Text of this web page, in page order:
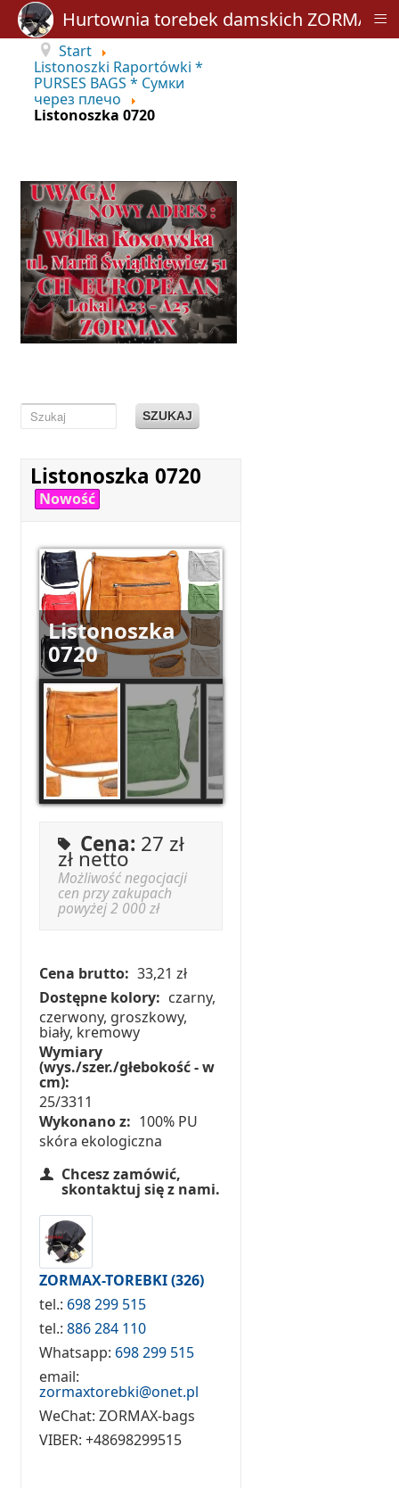
Start
Listonoszki Raportówki *
PURSES BAGS * Сумки
через плечо
Listonoszka 0720
SZUKAJ
Listonoszka 0720
Nowość
Listonoszka
0720
Cena: 27 zł
zł netto
Możliwość negocjacji
cen przy zakupach
powyżej 2 000 zł
Cena brutto: 33,21 zł
Dostępne kolory: czarny,
czerwony, groszkowy,
biały, kremowy
Wymiary
(wys./szer./głebokość - w
cm):
25/3311
Wykonano z: 100% PU
skóra ekologiczna
Chcesz zamówić,
skontaktuj się z nami.
ZORMAX-TOREBKI(326)
tel.: 698 299 515
tel.:886 284 110
Whatsapp: 698 299 515
email:
zormaxtorebki@onet.pl
WeChat:ZORMAX-bags
VIBER:+48698299515
Hurtownia torebek damskich ZORMAX≡